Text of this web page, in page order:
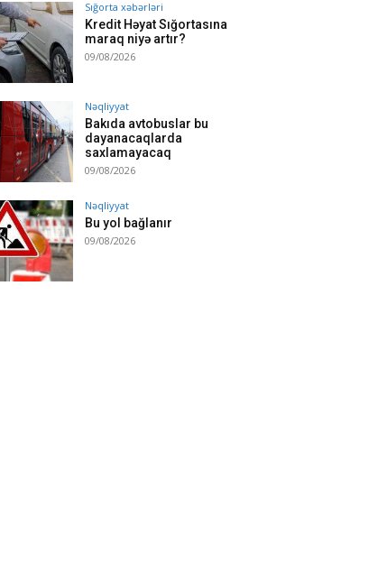
Sığorta xəbərləri
Kredit Həyat Sığortasına
maraq niyə artır?
09/08/2026
Nəqliyyat
Bakıda avtobuslar bu
dayanacaqlarda
saxlamayacaq
09/08/2026
Nəqliyyat
Bu yol bağlanır
09/08/2026